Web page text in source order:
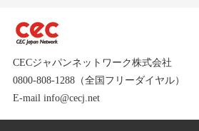
CECジャパンネットワーク株式会社
0800-808-1288（全国フリーダイヤル）
E-mail info@cecj.net